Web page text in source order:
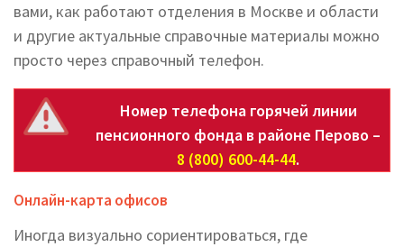
вами, как работают отделения в Москве и области
и другие актуальные справочные материалы можно
просто через справочный телефон.
Номер телефона горячей линии
пенсионного фонда в районе Перово –
8 (800) 600-44-44.
Онлайн-карта офисов
Иногда визуально сориентироваться, где